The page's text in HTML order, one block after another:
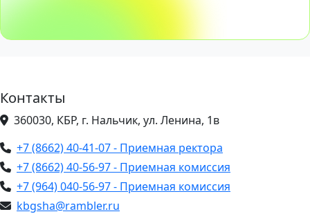
Контакты
360030, КБР, г. Нальчик, ул. Ленина, 1в
+7 (8662) 40-41-07 - Приемная ректора
+7 (8662) 40-56-97 - Приемная комиссия
+7 (964) 040-56-97 - Приемная комиссия
kbgsha@rambler.ru